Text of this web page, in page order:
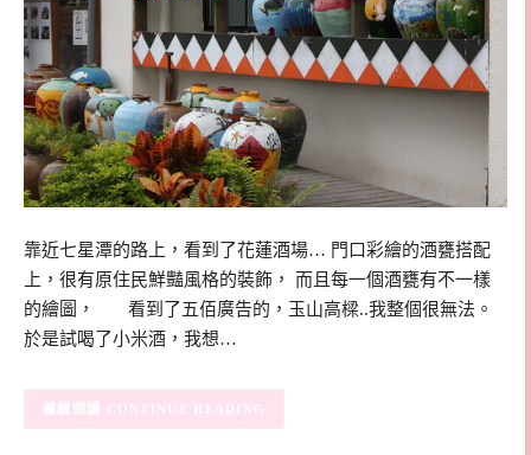
靠近七星潭的路上，看到了花蓮酒場… 門口彩繪的酒甕搭配
上，很有原住民鮮豔風格的裝飾， 而且每一個酒甕有不一樣
的繪圖， 看到了五佰廣告的，玉山高樑..我整個很無法。
於是試喝了小米酒，我想…
CONTINUE READING